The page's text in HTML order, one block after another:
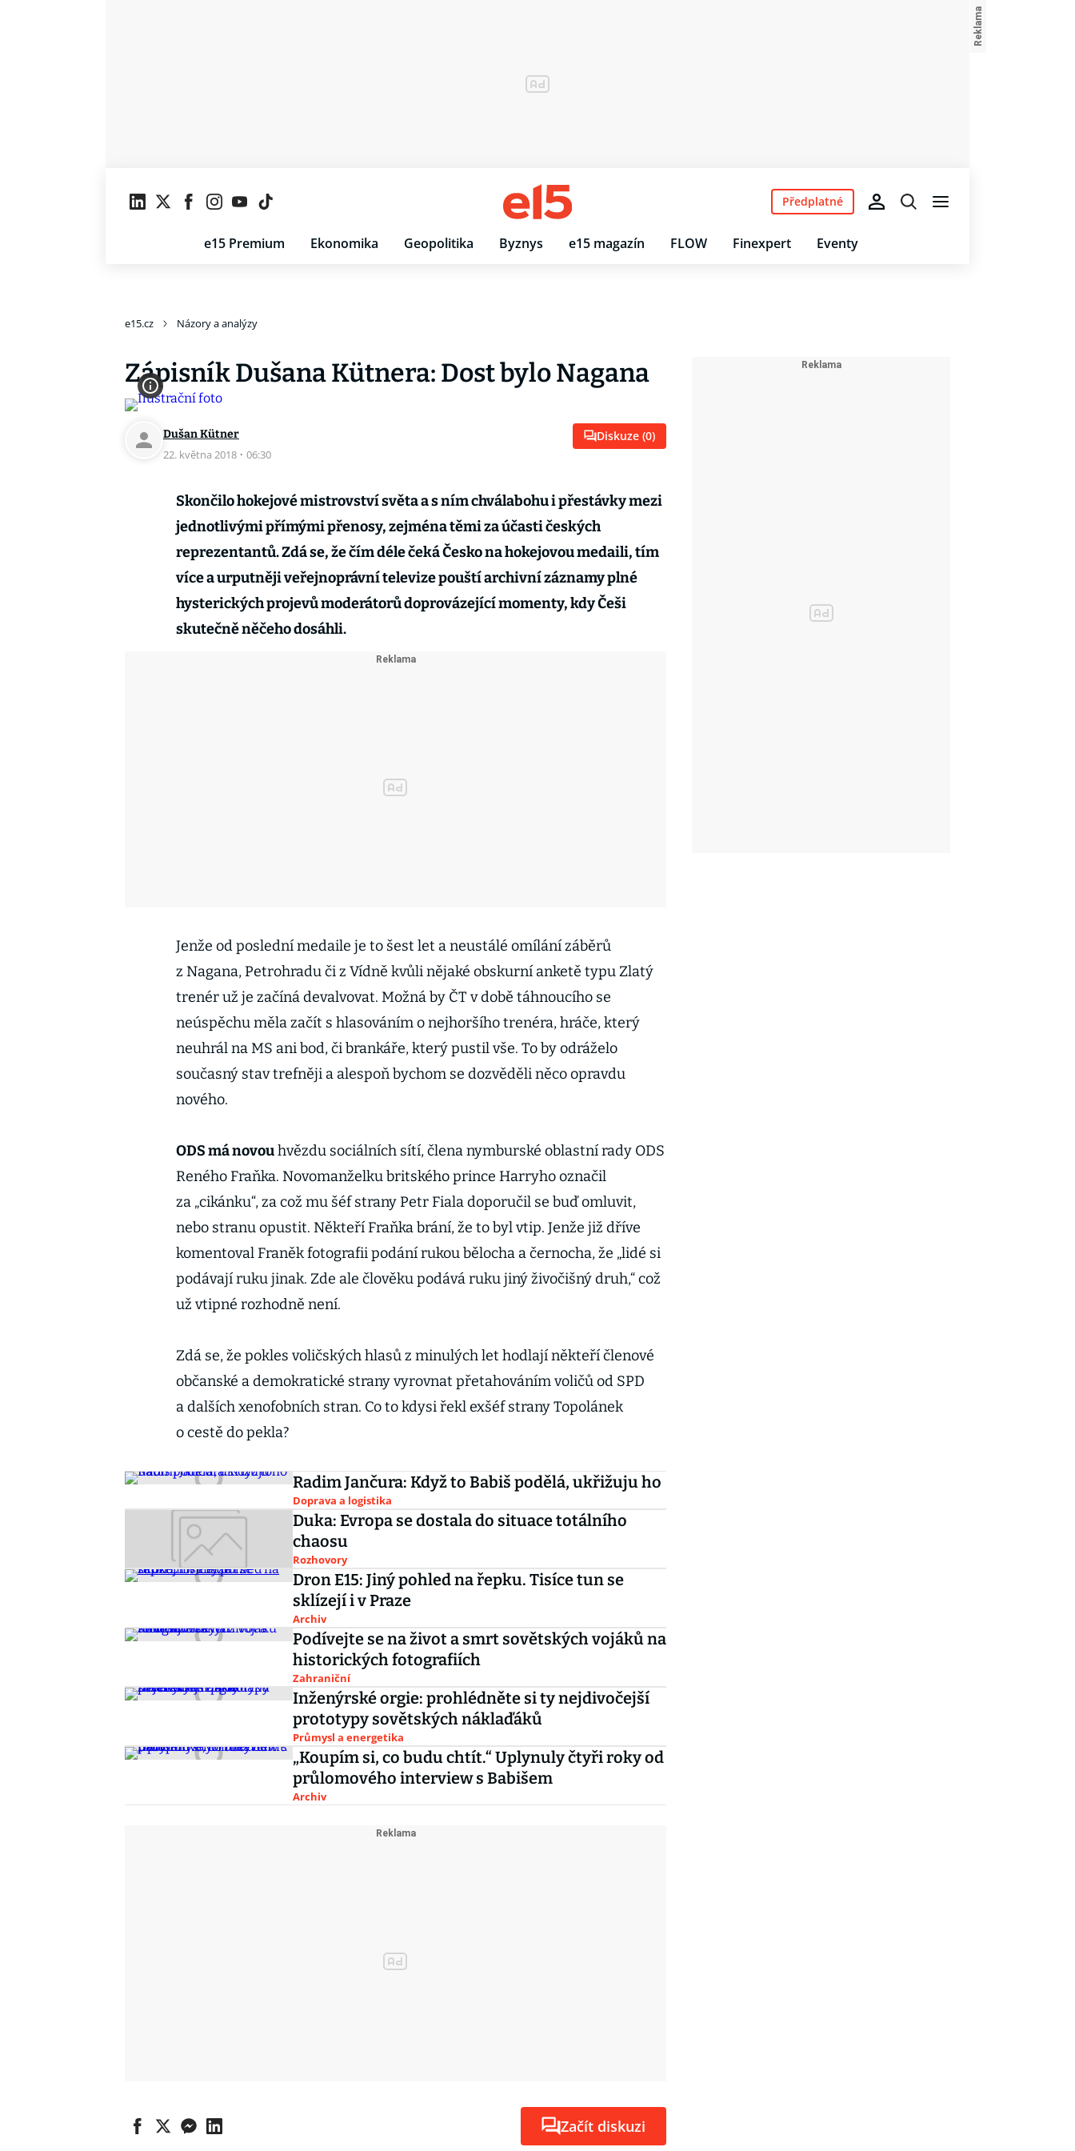
e15 Premium Ekonomika Geopolitika Byznys e15 magazín FLOW Finexpert Eventy
Předplatné
e15.cz Názory a analýzy
Zápisník Dušana Kütnera: Dost bylo Nagana
Dušan Kütner
22. května 2018 · 06:30
Diskuze (0)
Skončilo hokejové mistrovství světa a s ním chválabohu i přestávky mezi
jednotlivými přímými přenosy, zejména těmi za účasti českých
reprezentantů. Zdá se, že čím déle čeká Česko na hokejovou medaili, tím
více a urputněji veřejnoprávní televize pouští archivní záznamy plné
hysterických projevů moderátorů doprovázející momenty, kdy Češi
skutečně něčeho dosáhli.
Jenže od poslední medaile je to šest let a neustálé omílání záběrů
z Nagana, Petrohradu či z Vídně kvůli nějaké obskurní anketě typu Zlatý
trenér už je začíná devalvovat. Možná by ČT v době táhnoucího se
neúspěchu měla začít s hlasováním o nejhoršího trenéra, hráče, který
neuhrál na MS ani bod, či brankáře, který pustil vše. To by odráželo
současný stav trefněji a alespoň bychom se dozvěděli něco opravdu
nového.
ODS má novouhvězdu sociálních sítí, člena nymburské oblastní rady ODS
Reného Fraňka. Novomanželku britského prince Harryho označil
za „cikánku“, za což mu šéf strany Petr Fiala doporučil se buď omluvit,
nebo stranu opustit. Někteří Fraňka brání, že to byl vtip. Jenže již dříve
komentoval Franěk fotografii podání rukou bělocha a černocha, že „lidé si
podávají ruku jinak. Zde ale člověku podává ruku jiný živočišný druh,“ což
už vtipné rozhodně není.
Zdá se, že pokles voličských hlasů z minulých let hodlají někteří členové
občanské a demokratické strany vyrovnat přetahováním voličů od SPD
a dalších xenofobních stran. Co to kdysi řekl exšéf strany Topolánek
o cestě do pekla?
Radim Jančura: Když to Babiš podělá, ukřižuju ho
Doprava a logistika
Duka: Evropa se dostala do situace totálního
chaosu
Rozhovory
Dron E15: Jiný pohled na řepku. Tisíce tun se
sklízejí i v Praze
Archiv
Podívejte se na život a smrt sovětských vojáků na
historických fotografiích
Zahraniční
Inženýrské orgie: prohlédněte si ty nejdivočejší
prototypy sovětských náklaďáků
Průmysl a energetika
„Koupím si, co budu chtít.“ Uplynuly čtyři roky od
průlomového interview s Babišem
Archiv
Začít diskuzi